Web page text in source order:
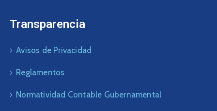
Transparencia
Avisos de Privacidad
Reglamentos
Normatividad Contable Gubernamental